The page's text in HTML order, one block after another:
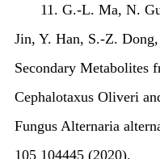
11. G.-L. Ma, N.
Jin, Y. Han, S.-Z.
Secondary Metabolites
Cephalotaxus Oliveri
Fungus Alternaria
105 104445 (2020).